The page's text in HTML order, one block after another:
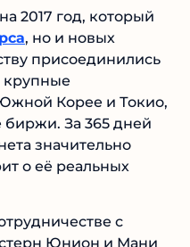
2017 год, который
, но и новых
присоединились
крупные
Корее и Токио,
биржи. За 365 дней
значительно
о её реальных
с
Юнион и Мани